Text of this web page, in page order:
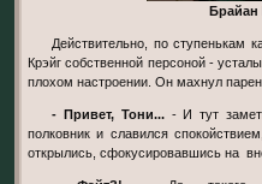
Брайан
Действительно, по ступенькам как раз спускался полковник Брайан
Крэйг собственной персоной -
плохом настроении. Он махнул
- Привет, Тони...- И тут
полковник и славился
открылись, сфокусировавшись на